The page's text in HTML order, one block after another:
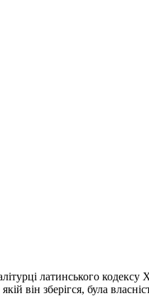
латинського кодексу
він зберігся, була